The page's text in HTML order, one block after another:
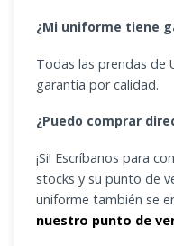
¿Mi uniforme tiene
Todas las prendas de
garantía por calidad.
¿Puedo comprar
¡Si! Escríbanos para
stocks y su punto de
uniforme también se
nuestro punto de